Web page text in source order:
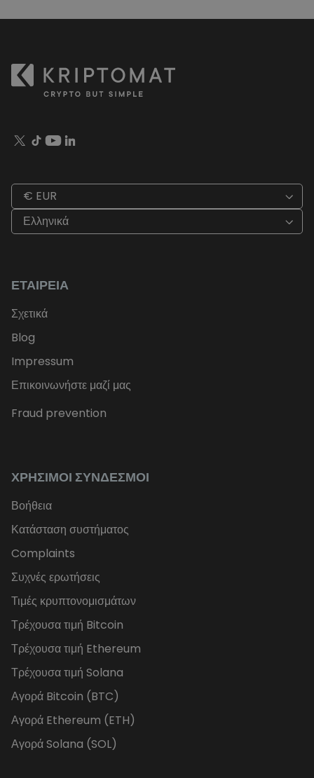
€ EUR
Ελληνικά
ΕΤΑΙΡΕΊΑ
Σχετικά
Blog
Impressum
Επικοινωνήστε μαζί μας
Fraud prevention
ΧΡΉΣΙΜΟΙ ΣΎΝΔΕΣΜΟΙ
Βοήθεια
Κατάσταση συστήματος
Complaints
Συχνές ερωτήσεις
Τιμές κρυπτονομισμάτων
Τρέχουσα τιμή Bitcoin
Τρέχουσα τιμή Ethereum
Τρέχουσα τιμή Solana
Αγορά Bitcoin (BTC)
Αγορά Ethereum (ETH)
Αγορά Solana (SOL)